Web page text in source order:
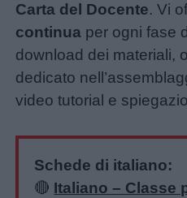
Carta del Docente. Vi
continua per ogni fase
download dei materiali,
dedicato
video tutorial e
Schede di italiano:
🔴 Italiano – Classe